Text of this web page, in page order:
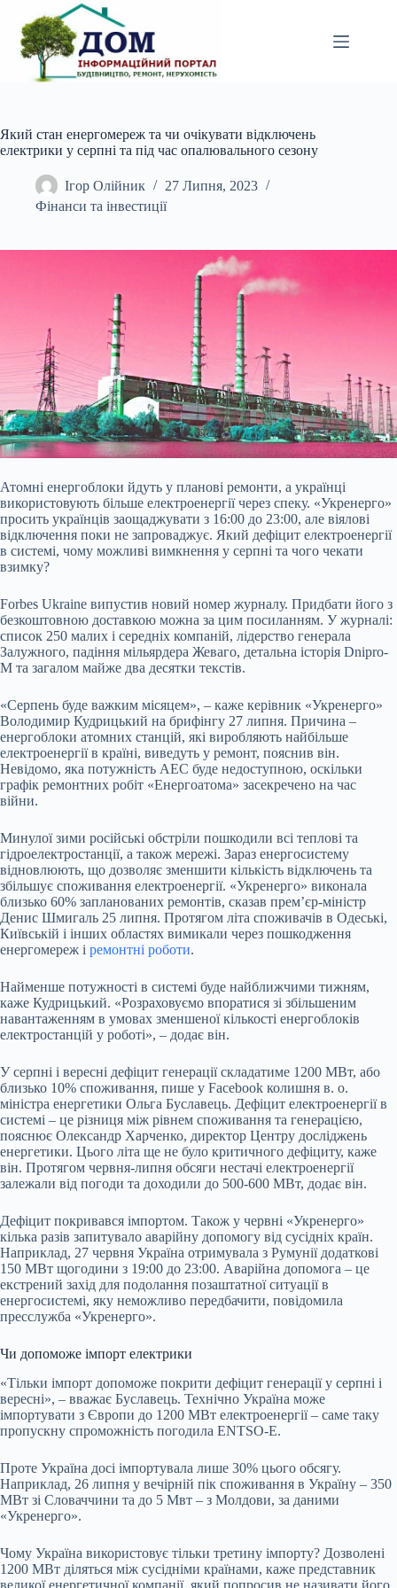
вмісту
Який стан енергомереж та чи очікувати відключень
електрики у серпні та під час опалювального сезону
Ігор Олійник
27 Липня, 2023
Фінанси та інвестиції
Атомні енергоблоки йдуть у планові ремонти, а українці
використовують більше електроенергії через спеку. «Укренерго»
просить українців заощаджувати з 16:00 до 23:00, але віялові
відключення поки не запроваджує. Який дефіцит електроенергії
в системі, чому можливі вимкнення у серпні та чого чекати
взимку?
Forbes Ukraine випустив новий номер журналу. Придбати його з
безкоштовною доставкою можна за цим посиланням. У журналі:
список 250 малих і середніх компаній, лідерство генерала
Залужного, падіння мільярдера Жеваго, детальна історія Dnipro-
M та загалом майже два десятки текстів.
«Серпень буде важким місяцем», – каже керівник «Укренерго»
Володимир Кудрицький на брифінгу 27 липня. Причина –
енергоблоки атомних станцій, які виробляють найбільше
електроенергії в країні, виведуть у ремонт, пояснив він.
Невідомо, яка потужність АЕС буде недоступною, оскільки
графік ремонтних робіт «Енергоатома» засекречено на час
війни.
Минулої зими російські обстріли пошкодили всі теплові та
гідроелектростанції, а також мережі. Зараз енергосистему
відновлюють, що дозволяє зменшити кількість відключень та
збільшує споживання електроенергії. «Укренерго» виконала
близько 60% запланованих ремонтів, сказав прем’єр-міністр
Денис Шмигаль 25 липня. Протягом літа споживачів в Одеські,
Київській і інших областях вимикали через пошкодження
енергомереж і ремонтні роботи.
Найменше потужності в системі буде найближчими тижням,
каже Кудрицький. «Розраховуємо впоратися зі збільшеним
навантаженням в умовах зменшеної кількості енергоблоків
електростанцій у роботі», – додає він.
У серпні і вересні дефіцит генерації складатиме 1200 МВт, або
близько 10% споживання, пише у Facebook колишня в. о.
міністра енергетики Ольга Буславець. Дефіцит електроенергії в
системі – це різниця між рівнем споживання та генерацією,
пояснює Олександр Харченко, директор Центру досліджень
енергетики. Цього літа ще не було критичного дефіциту, каже
він. Протягом червня-липня обсяги нестачі електроенергії
залежали від погоди та доходили до 500-600 МВт, додає він.
Дефіцит покривався імпортом. Також у червні «Укренерго»
кілька разів запитувало аварійну допомогу від сусідніх країн.
Наприклад, 27 червня Україна отримувала з Румунії додаткові
150 МВт щогодини з 19:00 до 23:00. Аварійна допомога – це
екстрений захід для подолання позаштатної ситуації в
енергосистемі, яку неможливо передбачити, повідомила
пресслужба «Укренерго».
Чи допоможе імпорт електрики
«Тільки імпорт допоможе покрити дефіцит генерації у серпні і
вересні», – вважає Буславець. Технічно Україна може
імпортувати з Європи до 1200 МВт електроенергії – саме таку
пропускну спроможність погодила ENTSO-E.
Проте Україна досі імпортувала лише 30% цього обсягу.
Наприклад, 26 липня у вечірній пік споживання в Україну – 350
МВт зі Словаччини та до 5 Мвт – з Молдови, за даними
«Укренерго».
Чому Україна використовує тільки третину імпорту? Дозволені
1200 МВт діляться між сусідніми країнами, каже представник
великої енергетичної компанії, який попросив не називати його